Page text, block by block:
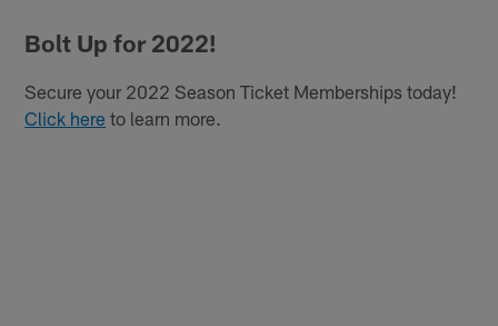
Bolt Up for 2022!
Secure your 2022 Season Ticket Memberships today!
Click here to learn more.